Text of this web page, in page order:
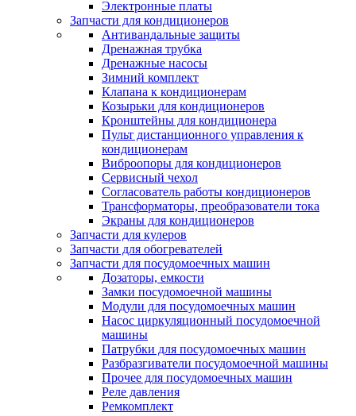
Электронные платы
Запчасти для кондиционеров
Антивандальные защиты
Дренажная трубка
Дренажные насосы
Зимний комплект
Клапана к кондиционерам
Козырьки для кондиционеров
Кронштейны для кондиционера
Пульт дистанционного управления к
кондиционерам
Виброопоры для кондиционеров
Сервисный чехол
Согласователь работы кондиционеров
Трансформаторы, преобразователи тока
Экраны для кондиционеров
Запчасти для кулеров
Запчасти для обогревателей
Запчасти для посудомоечных машин
Дозаторы, емкости
Замки посудомоечной машины
Модули для посудомоечных машин
Насос циркуляционный посудомоечной
машины
Патрубки для посудомоечных машин
Разбразгиватели посудомоечной машины
Прочее для посудомоечных машин
Реле давления
Ремкомплект